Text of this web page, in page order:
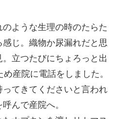
ような生理の時のたらた
じ。織物か尿漏れだと思
立つたびにちょろっと出
産院に電話をしました。
てきてくださいと言われ
んで産院へ。